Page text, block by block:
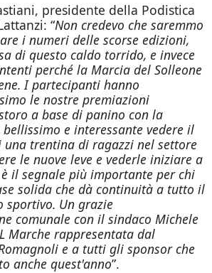
presidente della Podistica
“Non credevo che saremmo
i numeri delle scorse edizioni,
di questo caldo torrido, e invece
perché la Marcia del Solleone
I partecipanti hanno
le nostre premiazioni
a base di panino con la
e interessante vedere il
trentina di ragazzi nel settore
le nuove leve e vederle iniziare a
il segnale più importante per chi
solida che dà continuità a tutto il
sportivo. Un grazie
comunale con il sindaco Michele
Marche rappresentata dal
e a tutti gli sponsor che
anche quest'anno”.